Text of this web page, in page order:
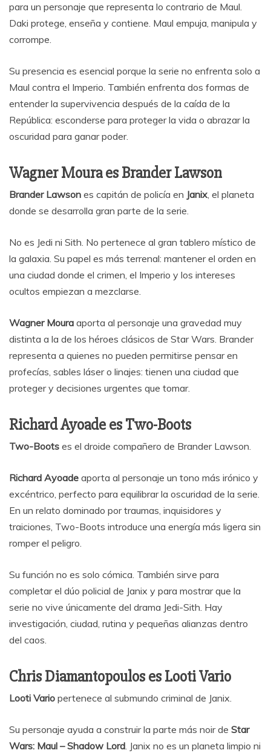
para un personaje que representa lo contrario de Maul.
Daki protege, enseña y contiene. Maul empuja, manipula y
corrompe.
Su presencia es esencial porque la serie no enfrenta solo a
Maul contra el Imperio. También enfrenta dos formas de
entender la supervivencia después de la caída de la
República: esconderse para proteger la vida o abrazar la
oscuridad para ganar poder.
Wagner Moura es Brander Lawson
Brander Lawson es capitán de policía en Janix, el planeta
donde se desarrolla gran parte de la serie.
No es Jedi ni Sith. No pertenece al gran tablero místico de
la galaxia. Su papel es más terrenal: mantener el orden en
una ciudad donde el crimen, el Imperio y los intereses
ocultos empiezan a mezclarse.
Wagner Moura aporta al personaje una gravedad muy
distinta a la de los héroes clásicos de Star Wars. Brander
representa a quienes no pueden permitirse pensar en
profecías, sables láser o linajes: tienen una ciudad que
proteger y decisiones urgentes que tomar.
Richard Ayoade es Two-Boots
Two-Boots es el droide compañero de Brander Lawson.
Richard Ayoade aporta al personaje un tono más irónico y
excéntrico, perfecto para equilibrar la oscuridad de la serie.
En un relato dominado por traumas, inquisidores y
traiciones, Two-Boots introduce una energía más ligera sin
romper el peligro.
Su función no es solo cómica. También sirve para
completar el dúo policial de Janix y para mostrar que la
serie no vive únicamente del drama Jedi-Sith. Hay
investigación, ciudad, rutina y pequeñas alianzas dentro
del caos.
Chris Diamantopoulos es Looti Vario
Looti Vario pertenece al submundo criminal de Janix.
Su personaje ayuda a construir la parte más noir de Star
Wars: Maul – Shadow Lord. Janix no es un planeta limpio ni